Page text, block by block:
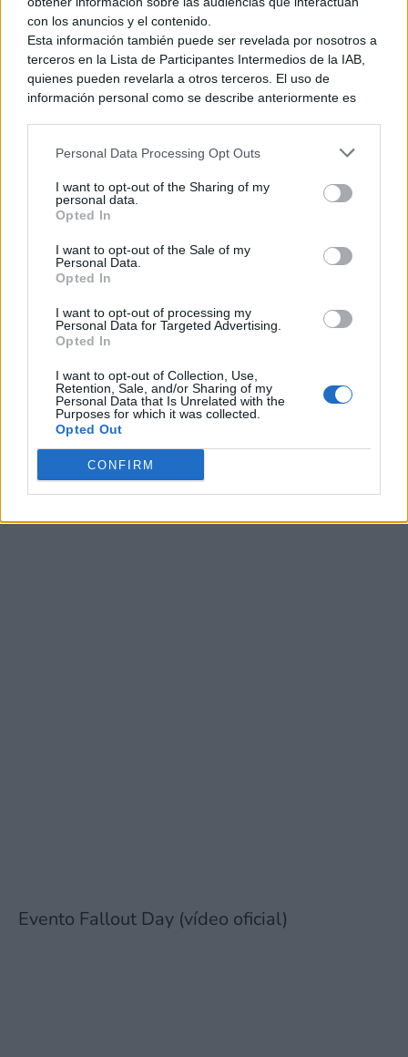
con los anuncios y el contenido.
Esta información también puede ser revelada por nosotros a
terceros en la Lista de Participantes Intermedios de la IAB,
quienes pueden revelarla a otros terceros. El uso de
información personal como se describe anteriormente es
generamos contenido relevante para nuestra audiencia.
recopilación y uso de datos en nuestra Política de
Privacidad.
terceros por nuestra parte, utilice la siguiente opción de
exclusión y confirme su selección. Tenga en cuenta que
después de que se procese su solicitud de exclusión, es
posible que continúe viendo anuncios basados en intereses
basados en la información personal utilizada por nosotros o
en información personal divulgada a terceros antes de su
Puede optar por no participar en la divulgación adicional de
su información personal por parte de terceros en la Lista de
participantes intermedios de la IAB.
Personal Data Processing Opt Outs
I want to opt-out of the Sharing of my
personal data.
Opted In
I want to opt-out of the Sale of my
Personal Data.
Opted In
I want to opt-out of processing my
Personal Data for Targeted Advertising.
Opted In
I want to opt-out of Collection, Use,
Retention, Sale, and/or Sharing of my
Personal Data that Is Unrelated with the
Purposes for which it was collected.
Opted Out
CONFIRM
Reacciones Fallout Day – NextN
Evento Fallout Day (vídeo oficial)